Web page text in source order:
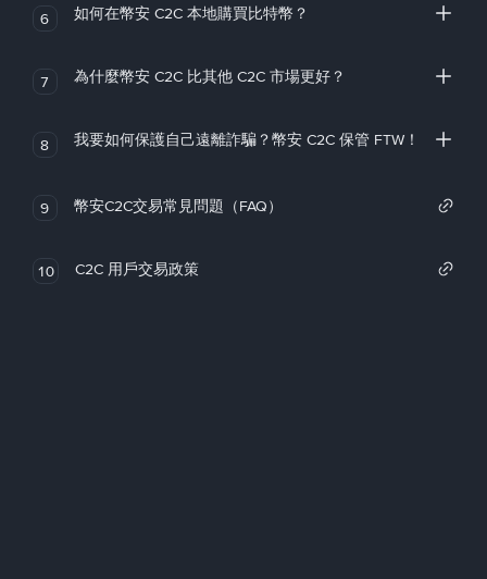
6 如何在幣安 C2C 本地購買比特幣？
7 為什麼幣安 C2C 比其他 C2C 市場更好？
8 我要如何保護自己遠離詐騙？幣安 C2C 保管 FTW！
9 幣安C2C交易常見問題（FAQ）
10 C2C 用戶交易政策